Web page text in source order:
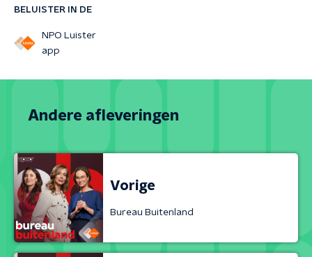
BELUISTER IN DE
NPO Luister
app
Andere afleveringen
Vorige
Bureau Buitenland